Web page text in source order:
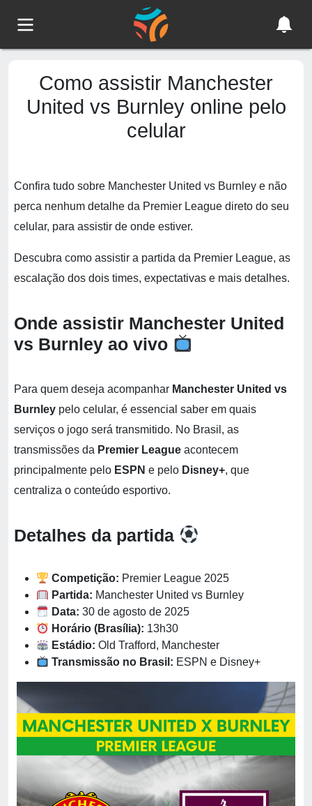
Como assistir Manchester
United vs Burnley online pelo
celular
Confira tudo sobre Manchester United vs Burnley e não
perca nenhum detalhe da Premier League direto do seu
celular, para assistir de onde estiver.
Descubra como assistir a partida da Premier League, as
escalação dos dois times, expectativas e mais detalhes.
Onde assistir Manchester United
vs Burnley ao vivo
Para quem deseja acompanhar Manchester United vs
Burnley pelo celular, é essencial saber em quais
serviços o jogo será transmitido. No Brasil, as
transmissões da Premier League acontecem
principalmente pelo ESPN e pelo Disney+, que
centraliza o conteúdo esportivo.
Detalhes da partida
Competição: Premier League 2025
Partida: Manchester United vs Burnley
Data: 30 de agosto de 2025
Horário (Brasília): 13h30
Estádio: Old Trafford, Manchester
Transmissão no Brasil: ESPN e Disney+